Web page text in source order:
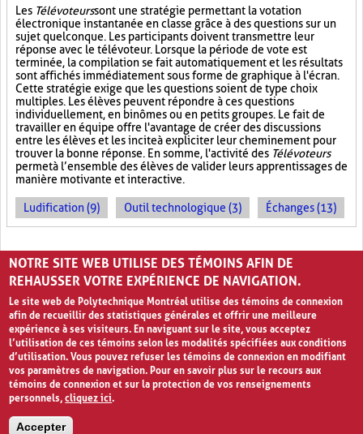
Les Télévoteurssont une stratégie permettant la votation
électronique instantanée en classe grâce à des questions sur un
sujet quelconque. Les participants doivent transmettre leur
réponse avec le télévoteur. Lorsque la période de vote est
terminée, la compilation se fait automatiquement et les résultats
sont affichés immédiatement sous forme de graphique à l'écran.
Cette stratégie exige que les questions soient de type choix
multiples. Les élèves peuvent répondre à ces questions
individuellement, en binômes ou en petits groupes. Le fait de
travailler en équipe offre l'avantage de créer des discussions
entre les élèves et les incite à expliciter leur cheminement pour
trouver la bonne réponse. En somme, l'activité des Télévoteurs
permet à l’ensemble des élèves de valider leurs apprentissages de
manière motivante et interactive.
Ludification (9) Outil technologique (3) Échanges (13)
PAGES
1 2 › »
NOTRE SITE WEB UTILISE DES TÉMOINS AFIN DE
REHAUSSER VOTRE EXPÉRIENCE DE NAVIGATION.
Le site web de Polytechnique Montréal utilise des témoins de connexion
afin de recueillir des statistiques générales et offrir une meilleure
expérience à ses visiteurs. En naviguant sur le site, vous acceptez
l’utilisation de ces témoins selon les modalités spécifiées aux conditions
d’utilisation. Vous pouvez refuser les témoins de connexion en modifiant
vos paramètres de navigation. Pour en savoir plus sur le recours aux
témoins de connexion et sur la protection de vos renseignements
personnels,cliquez ici.
Accepter